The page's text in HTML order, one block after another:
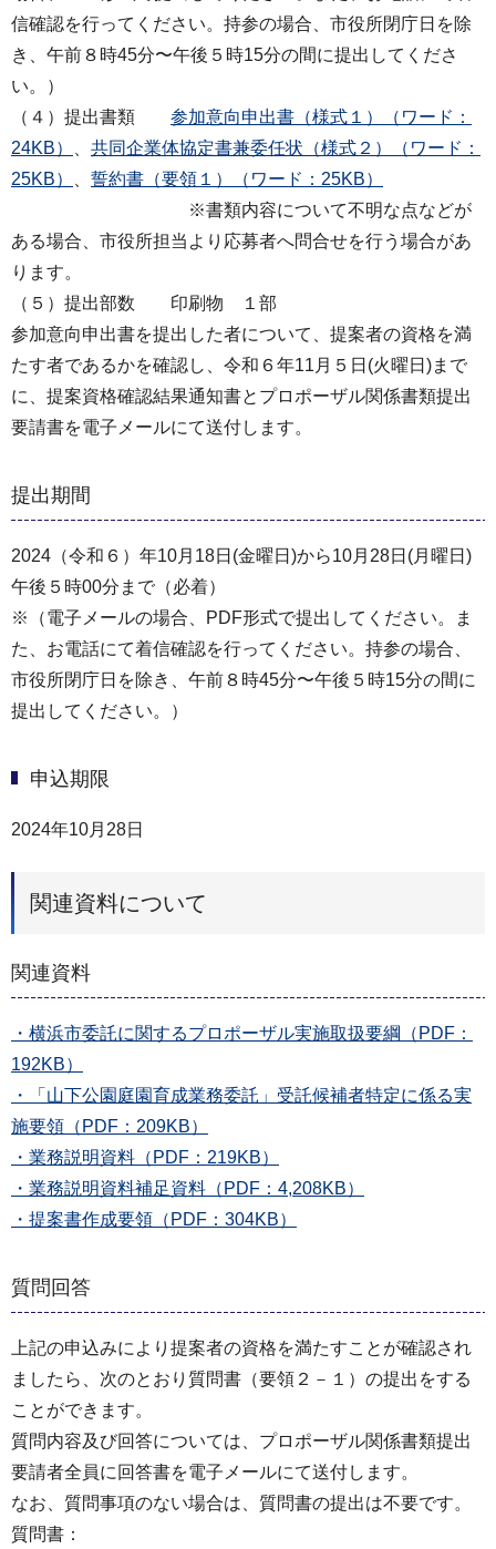
信確認を⾏ってください。持参の場合、市役所閉庁⽇を除
き、午前８時45分〜午後５時15分の間に提出してくださ
い。）
（４）提出書類 参加意向申出書（様式１）（ワード：
24KB）
共同企業体協定書兼委任状（様式２）（ワード：
25KB）
誓約書（要領１）（ワード：25KB）
※書類内容について不明な点などが
ある場合、市役所担当より応募者へ問合せを行う場合があ
ります。
（５）提出部数 印刷物 １部
参加意向申出書を提出した者について、提案者の資格を満
たす者であるかを確認し、令和６年11月５日(火曜日)まで
に、提案資格確認結果通知書とプロポーザル関係書類提出
要請書を電子メールにて送付します。
提出期間
2024（令和６）年10月18日(金曜日)から10月28日(月曜日)
午後５時00分まで（必着）
※（電⼦メールの場合、PDF形式で提出してください。ま
た、お電話にて着信確認を⾏ってください。持参の場合、
市役所閉庁⽇を除き、午前８時45分〜午後５時15分の間に
提出してください。）
申込期限
2024年10月28日
関連資料について
関連資料
・横浜市委託に関するプロポーザル実施取扱要綱（PDF：
192KB）
・「山下公園庭園育成業務委託」受託候補者特定に係る実
施要領（PDF：209KB）
・業務説明資料（PDF：219KB）
・業務説明資料補足資料（PDF：4,208KB）
・提案書作成要領（PDF：304KB）
質問回答
上記の申込みにより提案者の資格を満たすことが確認され
ましたら、次のとおり質問書（要領２－１）の提出をする
ことができます。
質問内容及び回答については、プロポーザル関係書類提出
要請者全員に回答書を電子メールにて送付します。
なお、質問事項のない場合は、質問書の提出は不要です。
質問書：